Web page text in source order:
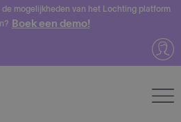
mogelijkheden van het Lochting platform
Boek een demo!